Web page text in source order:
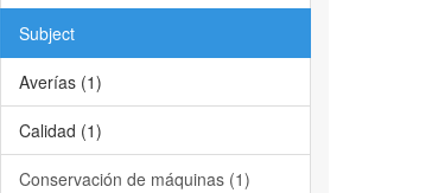
Subject
Averías (1)
Calidad (1)
Conservación de máquinas (1)